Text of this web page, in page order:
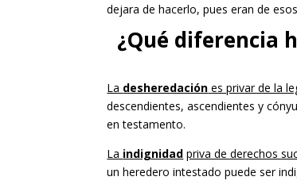
dejara de hacerlo, pues eran de
¿Qué diferencia
La desheredación es privar de la
descendientes, ascendientes y
en testamento.
La indignidad priva de derechos
un heredero intestado puede ser